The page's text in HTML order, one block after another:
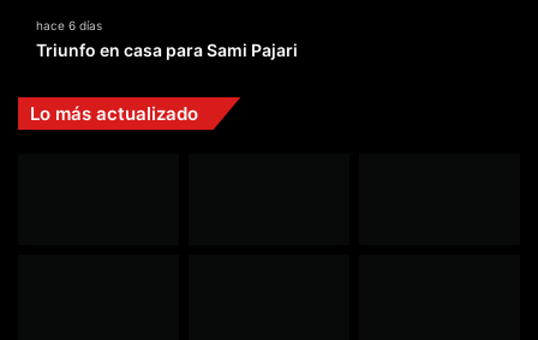
hace 6 días
Triunfo en casa para Sami Pajari
Lo más actualizado